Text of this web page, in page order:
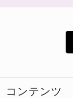
コンテンツ